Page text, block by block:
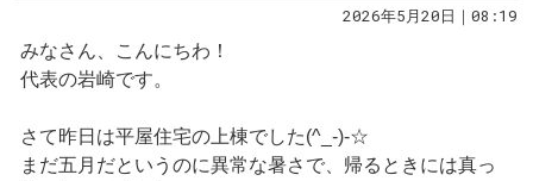
2026年5月20日｜08:19
みなさん、こんにちわ！
代表の岩崎です。
さて昨日は平屋住宅の上棟でした(^_-)-☆
まだ五月だというのに異常な暑さで、帰るときには真っ